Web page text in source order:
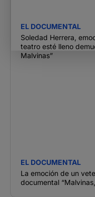
EL DOCUMENTAL
Soledad Herrera,
teatro esté lleno
Malvinas”
EL DOCUMENTAL
La emoción de un
documental